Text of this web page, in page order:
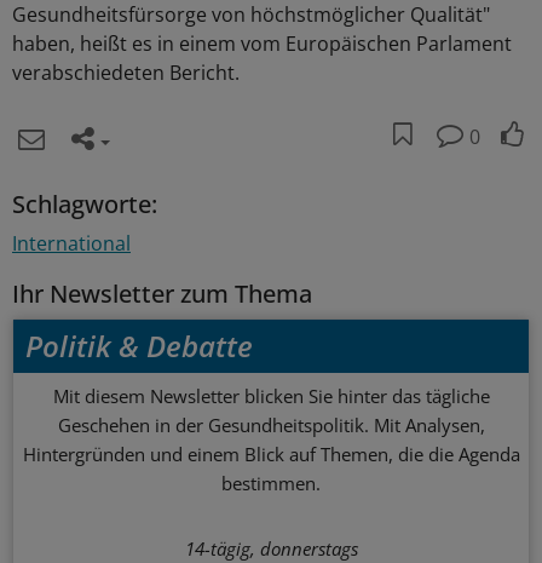
Gesundheitsfürsorge von höchstmöglicher Qualität"
haben, heißt es in einem vom Europäischen Parlament
verabschiedeten Bericht.
0
Schlagworte:
International
Ihr Newsletter zum Thema
Politik & Debatte
Mit diesem Newsletter blicken Sie hinter das tägliche
Geschehen in der Gesundheitspolitik. Mit Analysen,
Hintergründen und einem Blick auf Themen, die die Agenda
bestimmen.
14-tägig, donnerstags